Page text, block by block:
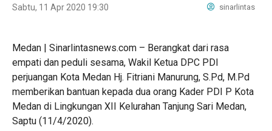
Sabtu, 11 Apr 2020 19:30 sinarlintas
Medan | Sinarlintasnews.com – Berangkat dari rasa
empati dan peduli sesama, Wakil Ketua DPC PDI
perjuangan Kota Medan Hj. Fitriani Manurung, S.Pd, M.Pd
memberikan bantuan kepada dua orang Kader PDI P Kota
Medan di Lingkungan XII Kelurahan Tanjung Sari Medan,
Saptu (11/4/2020).